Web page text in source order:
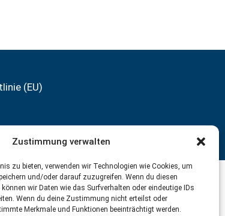
Zustimmung verwalten
zu bieten, verwenden wir Technologien wie Cookies, um
und/oder darauf zuzugreifen. Wenn du diesen
wir Daten wie das Surfverhalten oder eindeutige IDs
Wenn du deine Zustimmung nicht erteilst oder
Merkmale und Funktionen beeinträchtigt werden.
(EU)